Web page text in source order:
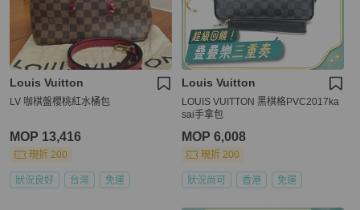
Louis Vuitton
LV 咖棋盤櫻桃紅水桶包
MOP 13,416
現折 200
狀況良好 台灣 免運
Louis Vuitton
LOUIS VUITTON 黑棋格PVC2017ka
sai手拿包
MOP 6,008
現折 200
狀況尚可 香港 免運